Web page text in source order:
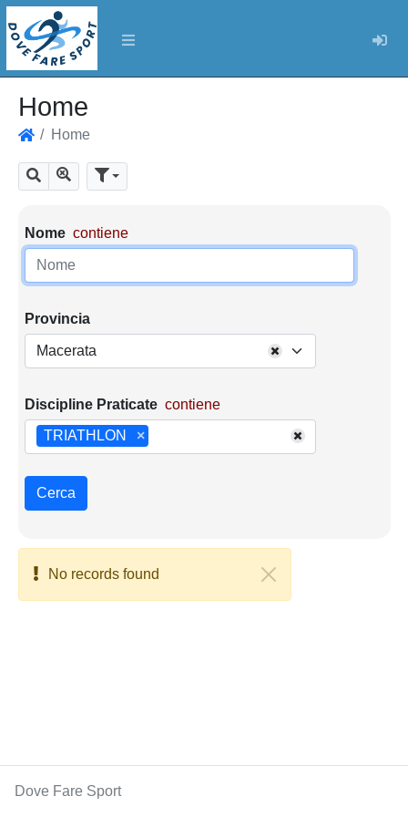
Home
Home
Cerca Mostra tutti i risultati
Parametri di ricerca
Nome contiene
Provincia
Macerata
Discipline Praticate contiene
×
TRIATHLON
Cerca
No records found
Dove Fare Sport